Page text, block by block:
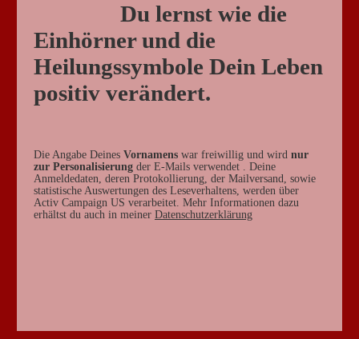
Du lernst wie die
Einhörner und die
Heilungssymbole Dein Leben
positiv verändert.
Die Angabe Deines Vornamens war freiwillig und wird nur
zur Personalisierung der E-Mails verwendet . Deine
Anmeldedaten, deren Protokollierung, der Mailversand, sowie
statistische Auswertungen des Leseverhaltens, werden über
Activ Campaign US verarbeitet. Mehr Informationen dazu
erhältst du auch in meiner Datenschutzerklärung